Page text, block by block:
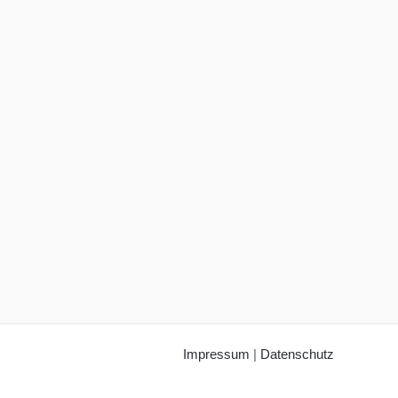
Impressum | Datenschutz